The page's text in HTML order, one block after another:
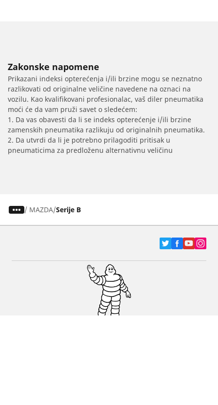
Zakonske napomene
Prikazani indeksi opterećenja i/ili brzine mogu se neznatno
razlikovati od originalne veličine navedene na oznaci na
vozilu. Kao kvalifikovani profesionalac, vaš diler pneumatika
moći će da vam pruži savet o sledećem:
1. Da vas obavesti da li se indeks opterećenje i/ili brzine
zamenskih pneumatika razlikuju od originalnih pneumatika.
2. Da utvrdi da li je potrebno prilagoditi pritisak u
pneumaticima za predloženu alternativnu veličinu
/ MAZDA Serije B